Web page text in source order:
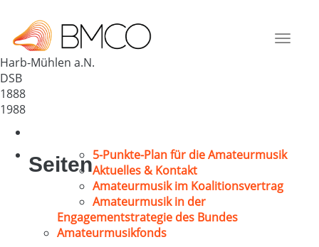
Toggle
Deutschland
72160
Harb-Mühlen a.N.
DSB
1888
1988
Seiten5-Punkte-Plan für die Amateurmusik
Aktuelles & Kontakt
Amateurmusik im Koalitionsvertrag
Amateurmusik in der
Engagementstrategie des Bundes
Amateurmusikfonds